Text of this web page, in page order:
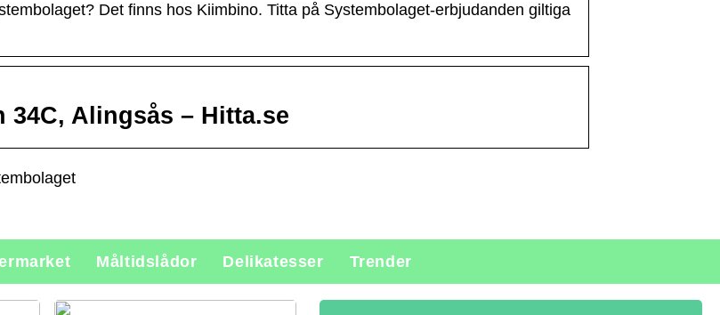
Det finns hos Kiimbino. Titta på Systembolaget-erbjudanden giltiga
34C, Alingsås – Hitta.se
Måltidslådor Delikatesser Trender